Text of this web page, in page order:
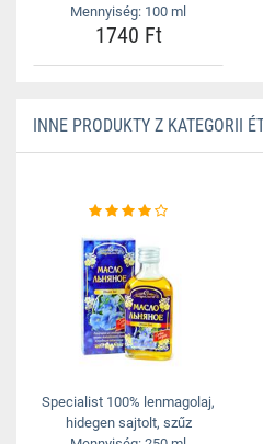
Mennyiség: 100 ml
1740 Ft
INNE PRODUKTY Z KATEGORII
Specialist 100% lenmagolaj,
hidegen sajtolt, szűz